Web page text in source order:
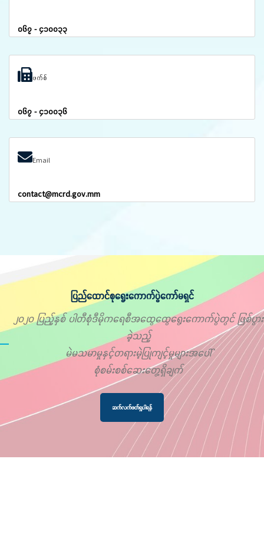
၀၆၇ - ၄၁၀၀၃၃
ဖက်စ်
၀၆၇ - ၄၁၀၀၃၆
Email
contact@mcrd.gov.mm
ပြည်ထောင်စုရွေးကောက်ပွဲကော်မရှင်
၂၀၂၀ ပြည့်နှစ် ပါတီစုံဒီမိုကရေစီအထွေထွေရွေးကောက်ပွဲတွင် ဖြစ်ပွား
ခဲ့သည့်
မဲမသမာမှုနှင့်တရားမဲ့ပြုကျင့်မှုများအပေါ်
စုံစမ်းစစ်ဆေးတွေ့ရှိချက်
ဆက်လက်ဖတ်ရှုပါရန်